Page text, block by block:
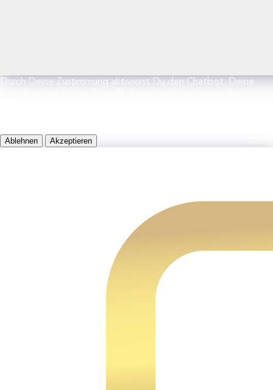
Durch Deine Zustimmung aktivierst Du den Chatbot. Deine
Ablehnen Akzeptieren